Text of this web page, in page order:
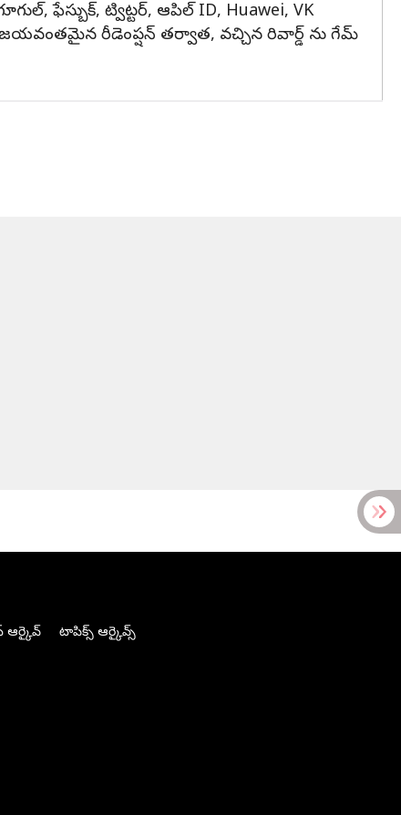
ఫేస్బుక్, ట్విట్టర్, ఆపిల్ ID, Huawei, VK
రీడెంప్షన్ తర్వాత, వచ్చిన రివార్డ్ ను గేమ్
ఆర్కైవ్ టాపిక్స్ ఆర్కైవ్స్